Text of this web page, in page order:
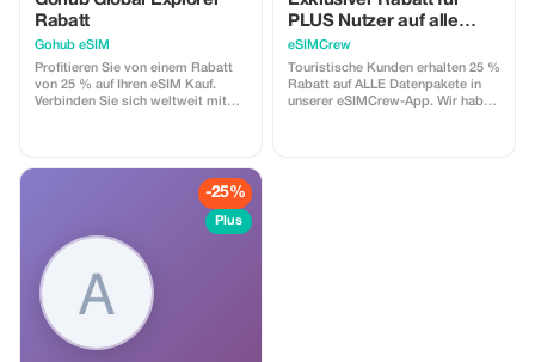
Rabatt
Gohub eSIM
Profitieren Sie von einem Rabatt
von 25 % auf Ihren eSIM Kauf.
Verbinden Sie sich weltweit mit
PLUS Nutzer auf alle
Datenpakete und
Nachladungen –
mehrfach verwendbar
eSIMCrew
Touristische Kunden erhalten 25 %
Rabatt auf ALLE Datenpakete in
unserer eSIMCrew-App. Wir haben
-25%
Plus